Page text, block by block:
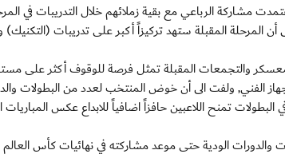
مشاركة الرباعي مع بقية زملائهم خلال التدريبات في
أن المرحلة المقبلة ستهد تركيزاً أكبر على تدريبات
والتجمعات المقبلة تمثل فرصة للوقوف أكثر على
الفني, ولفت الى أن خوض المنتخب لعدد من البطولات
تمنح اللاعبين حافزاً اضافياً للابداع عكس المباريات
الودية حتى موعد مشاركته في نهائيات كأس العالم 2013.